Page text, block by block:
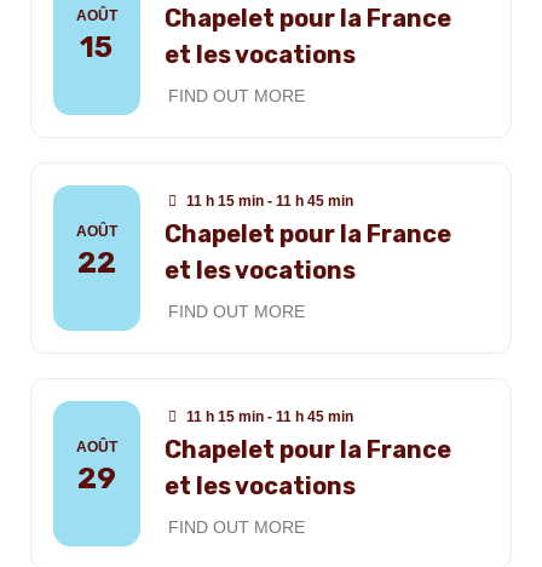
AOÛT
15
Chapelet pour la France
et les vocations
FIND OUT MORE
AOÛT
22
11 h 15 min - 11 h 45 min
Chapelet pour la France
et les vocations
FIND OUT MORE
AOÛT
29
11 h 15 min - 11 h 45 min
Chapelet pour la France
et les vocations
FIND OUT MORE